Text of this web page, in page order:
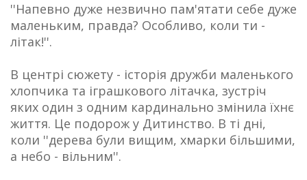
''Напевно дуже незвично пам'ятати себе дуже
маленьким, правда? Особливо, коли ти -
літак!''.
В центрі сюжету - історія дружби маленького
хлопчика та іграшкового літачка, зустріч
яких один з одним кардинально змінила їхнє
життя. Це подорож у Дитинство. В ті дні,
коли ''дерева були вищим, хмарки більшими,
а небо - вільним''.